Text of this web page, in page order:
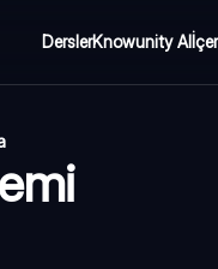
DerslerKnowunity AI